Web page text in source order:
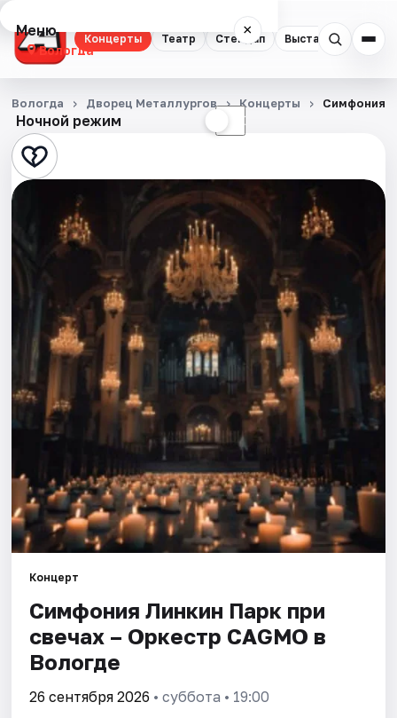
Концерты Театр Стендап Выставки Спорт
Меню ×
Вологда
Концерты
Театр
Стендап
Выставки
Спорт
События
Города
Площадки
Артисты
Рейтинги
Ночной режим ☾
Вологда Дворец Металлургов Концерты Симфония
Концерт
Симфония Линкин Парк при
свечах – Оркестр CAGMO в
Вологде
26 сентября 2026 • суббота • 19:00